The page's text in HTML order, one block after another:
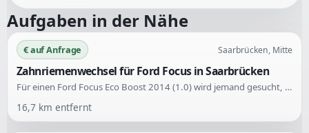
Aufgaben in der Nähe
€ auf Anfrage Saarbrücken, Mitte
Zahnriemenwechsel für Ford Focus in Saarbrücken
Für einen Ford Focus Eco Boost 2014 (1.0) wird jemand gesucht, der den Zahnriemen wechseln kann. Die Dienstleistung wird in Saarbrücken-Mitte benötigt.
16,7 km entfernt